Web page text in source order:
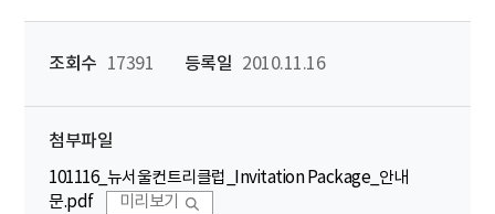
조회수 17391 등록일 2010.11.16
첨부파일
101116_뉴서울컨트리클럽_Invitation Package_안내
문.pdf
미리보기